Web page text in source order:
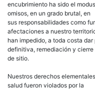
encubrimiento ha sido el
omisos, en un grado brutal, en
sus responsabilidades como
afectaciones a nuestro
han impedido, a toda costa
definitiva, remediación y cierre
de sitio.
Nuestros derechos
salud fueron violados por la